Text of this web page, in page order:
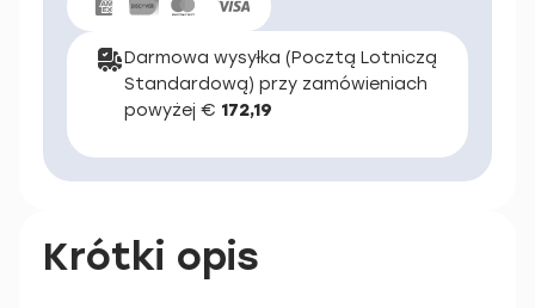
Darmowa wysyłka (Pocztą Lotniczą
Standardową) przy zamówieniach
powyżej € 172,19
Krótki opis